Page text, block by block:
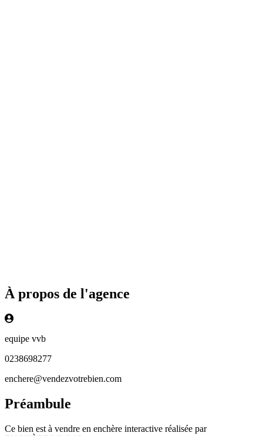
À propos de l'agence
equipe vvb
0238698277
enchere@vendezvotrebien.com
Préambule
Ce bien est à vendre en enchère interactive réalisée par